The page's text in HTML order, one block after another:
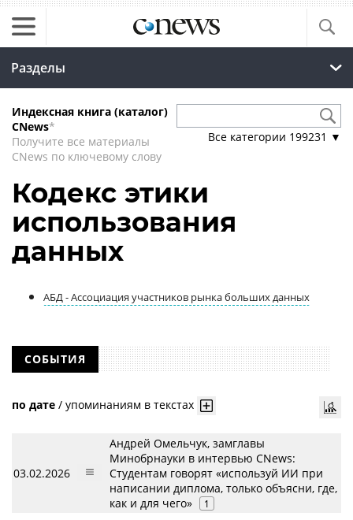
Разделы
Индексная книга (каталог)
CNews*
Получите все материалы
CNews по ключевому слову
Все категории 199231 ▼
Кодекс этики
использования
данных
АБД - Ассоциация участников рынка больших данных
СОБЫТИЯ
по дате / упоминаниям в текстах
03.02.2026
Андрей Омельчук, замглавы
Минобрнауки в интервью CNews:
Студентам говорят «используй ИИ при
написании диплома, только объясни, где,
как и для чего»
1